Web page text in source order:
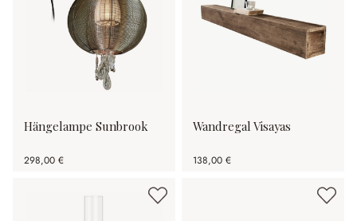
Hängelampe Sunbrook
298,00 €
Wandregal Visayas
138,00 €